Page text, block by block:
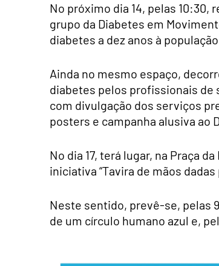
No próximo dia 14, pelas 10:30,
grupo da Diabetes em
diabetes a dez anos à
Ainda no mesmo espaço,
diabetes pelos profissionais de
com divulgação dos serviços
posters e campanha alusiva ao
No dia 17, terá lugar, na Praça
iniciativa “Tavira de mãos
Neste sentido, prevê-se, pelas
de um círculo humano azul e,